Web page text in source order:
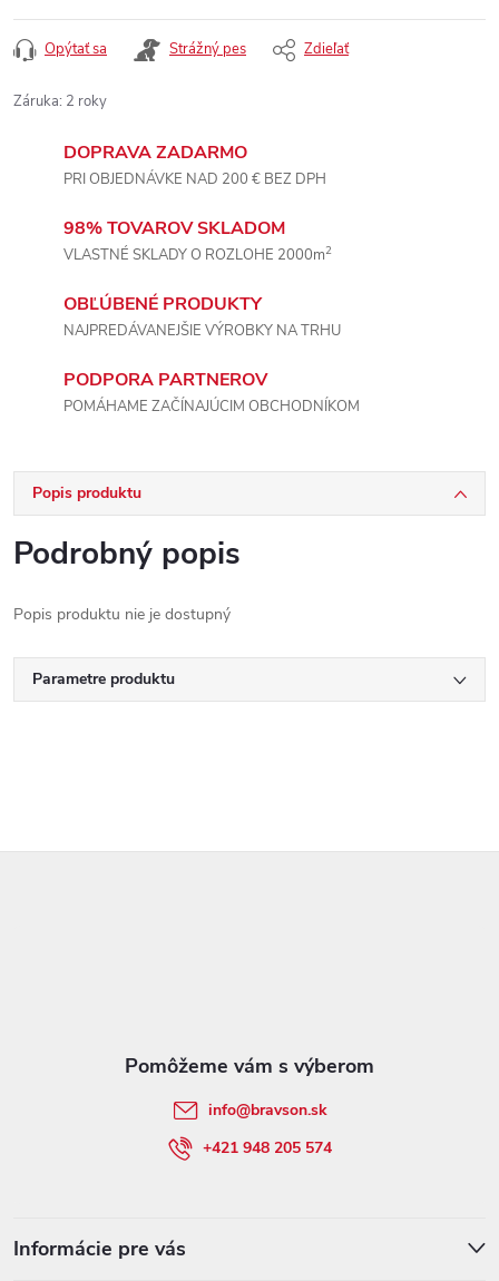
Opýtať sa Strážný pes Zdieľať
Záruka: 2 roky
DOPRAVA ZADARMO
PRI OBJEDNÁVKE NAD 200 € BEZ DPH
98% TOVAROV SKLADOM
VLASTNÉ SKLADY O ROZLOHE 2000m2
OBĽÚBENÉ PRODUKTY
NAJPREDÁVANEJŠIE VÝROBKY NA TRHU
PODPORA PARTNEROV
POMÁHAME ZAČÍNAJÚCIM OBCHODNÍKOM
Popis produktu
Podrobný popis
Popis produktu nie je dostupný
Parametre produktu
info@bravson.sk
+421 948 205 574
Informácie pre vás